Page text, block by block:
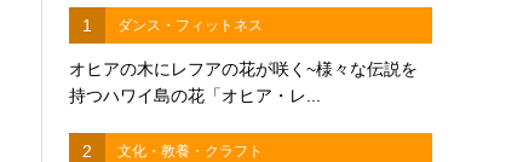
1 ダンス・フィットネス
オヒアの木にレフアの花が咲く~様々な伝説を
持つハワイ島の花「オヒア・レ...
2 文化・教養・クラフト